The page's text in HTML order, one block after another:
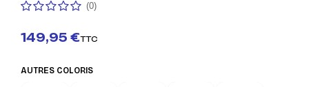
(0)
149,95 €TTC
AUTRES COLORIS